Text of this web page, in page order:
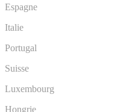
Espagne
Italie
Portugal
Suisse
Luxembourg
Hongrie